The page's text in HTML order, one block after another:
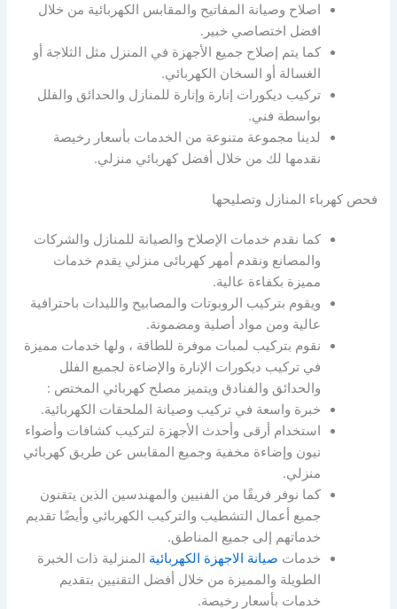
اصلاح وصيانة المفاتيح والمقابس الكهربائية من خلال
افضل اختصاصي خبير.
كما يتم إصلاح جميع الأجهزة في المنزل مثل الثلاجة أو
الغسالة أو السخان الكهربائي.
تركيب ديكورات إنارة وإنارة للمنازل والحدائق والفلل
بواسطة فني.
لدينا مجموعة متنوعة من الخدمات بأسعار رخيصة
نقدمها لك من خلال أفضل كهربائي منزلي.
فحص كهرباء المنازل وتصليحها
كما نقدم خدمات الإصلاح والصيانة للمنازل والشركات
والمصانع ونقدم أمهر كهربائى منزلي يقدم خدمات
مميزة بكفاءة عالية.
ويقوم بتركيب الروبوتات والمصابيح والليدات باحترافية
عالية ومن مواد أصلية ومضمونة.
نقوم بتركيب لمبات موفرة للطاقة ، ولها خدمات مميزة
في تركيب ديكورات الإنارة والإضاءة لجميع الفلل
والحدائق والفنادق ويتميز مصلح كهربائي المختص :
خبرة واسعة في تركيب وصيانة الملحقات الكهربائية.
استخدام أرقى وأحدث الأجهزة لتركيب كشافات وأضواء
نيون وإضاءة مخفية وجميع المقابس عن طريق كهربائي
منزلي.
كما نوفر فريقًا من الفنيين والمهندسين الذين يتقنون
جميع أعمال التشطيب والتركيب الكهربائي وأيضًا تقديم
خدماتهم إلى جميع المناطق.
خدمات صيانة الاجهزة الكهربائية المنزلية ذات الخبرة
الطويلة والمميزة من خلال أفضل التقنيين بتقديم
خدمات بأسعار رخيصة.